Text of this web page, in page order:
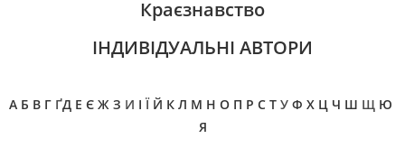
Краєзнавство
ІНДИВІДУАЛЬНІ АВТОРИ
А Б В Г ҐД Е Є Ж З И І Ї Й К Л М Н О П Р С Т У Ф Х Ц Ч Ш Щ Ю
Я